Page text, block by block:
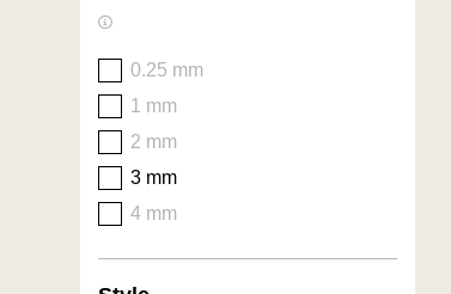
0.25 mm
1 mm
2 mm
3 mm
4 mm